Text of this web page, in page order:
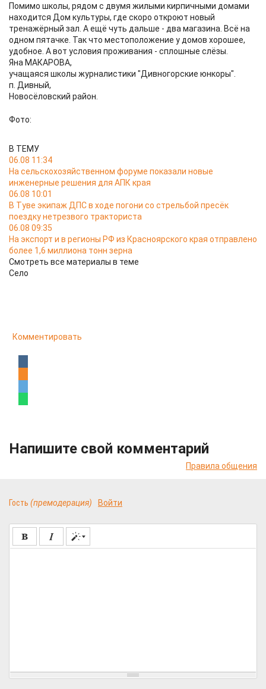
Помимо школы, рядом с двумя жилыми кирпичными домами
находится Дом культуры, где скоро откроют новый
тренажёрный зал. А ещё чуть дальше - два магазина. Всё на
одном пятачке. Так что местоположение у домов хорошее,
удобное. А вот условия проживания - сплошные слёзы.
Яна МАКАРОВА,
учащаяся школы журналистики "Дивногорские юнкоры".
п. Дивный,
Новосёловский район.
Фото:
В ТЕМУ
06.08 11:34
На сельскохозяйственном форуме показали новые
инженерные решения для АПК края
06.08 10:01
В Туве экипаж ДПС в ходе погони со стрельбой пресёк
поездку нетрезвого тракториста
06.08 09:35
На экспорт и в регионы РФ из Красноярского края отправлено
более 1,6 миллиона тонн зерна
Смотреть все материалы в теме
Село
Комментировать
Напишите свой комментарий
Правила общения
Гость (премодерация) Войти